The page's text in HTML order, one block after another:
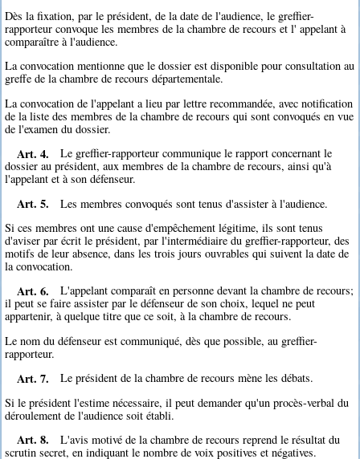
Dès la fixation, par le président, de la date de l'audience, le greffier-
rapporteur convoque les membres de la chambre de recours et l' appelant à
comparaître à l'audience.
La convocation mentionne que le dossier est disponible pour consultation au
greffe de la chambre de recours départementale.
La convocation de l'appelant a lieu par lettre recommandée, avec notification
de la liste des membres de la chambre de recours qui sont convoqués en vue
de l'examen du dossier.
Art. 4.
Le greffier-rapporteur communique le rapport concernant le
dossier au président, aux membres de la chambre de recours, ainsi qu'à
l'appelant et à son défenseur.
Art. 5.
Les membres convoqués sont tenus d'assister à l'audience.
Si ces membres ont une cause d'empêchement légitime, ils sont tenus
d'aviser par écrit le président, par l'intermédiaire du greffier-rapporteur, des
motifs de leur absence, dans les trois jours ouvrables qui suivent la date de
la convocation.
Art. 6.
L'appelant comparaît en personne devant la chambre de recours;
il peut se faire assister par le défenseur de son choix, lequel ne peut
appartenir, à quelque titre que ce soit, à la chambre de recours.
Le nom du défenseur est communiqué, dès que possible, au greffier-
rapporteur.
Art. 7.
Le président de la chambre de recours mène les débats.
Si le président l'estime nécessaire, il peut demander qu'un procès-verbal du
déroulement de l'audience soit établi.
Art. 8.
L'avis motivé de la chambre de recours reprend le résultat du
scrutin secret, en indiquant le nombre de voix positives et négatives.